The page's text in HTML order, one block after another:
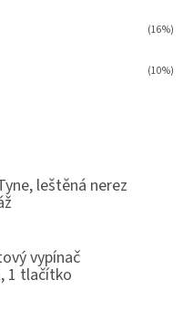
(16%)
(10%)
leštěná nerez
hvězdiček.
vypínač
1 tlačítko
hvězdiček.